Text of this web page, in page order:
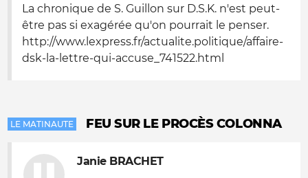
La chronique de S. Guillon sur D.S.K. n'est peut-
être pas si exagérée qu'on pourrait le penser.
http://www.lexpress.fr/actualite.politique/affaire-
dsk-la-lettre-qui-accuse_741522.html
LE MATINAUTE FEU SUR LE PROCÈS COLONNA
Janie BRACHET